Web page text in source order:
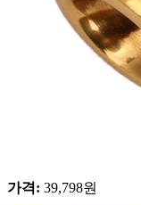
가격: 39,798원